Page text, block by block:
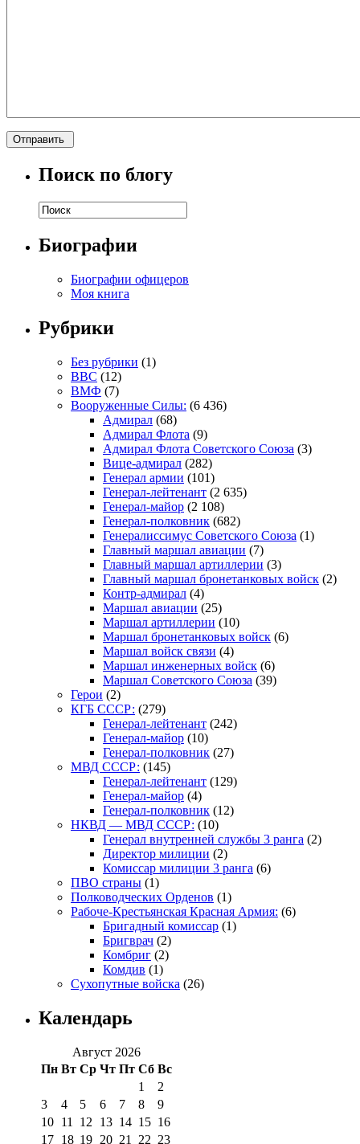
Поиск по блогу
Биографии
Биографии офицеров
Моя книга
Рубрики
Без рубрики (1)
ВВС (12)
ВМФ (7)
Вооруженные Силы: (6 436)
Адмирал (68)
Адмирал Флота (9)
Адмирал Флота Советского Союза (3)
Вице-адмирал (282)
Генерал армии (101)
Генерал-лейтенант (2 635)
Генерал-майор (2 108)
Генерал-полковник (682)
Генералиссимус Советского Союза (1)
Главный маршал авиации (7)
Главный маршал артиллерии (3)
Главный маршал бронетанковых войск (2)
Контр-адмирал (4)
Маршал авиации (25)
Маршал артиллерии (10)
Маршал бронетанковых войск (6)
Маршал войск связи (4)
Маршал инженерных войск (6)
Маршал Советского Союза (39)
Герои (2)
КГБ СССР: (279)
Генерал-лейтенант (242)
Генерал-майор (10)
Генерал-полковник (27)
МВД СССР: (145)
Генерал-лейтенант (129)
Генерал-майор (4)
Генерал-полковник (12)
НКВД — МВД СССР: (10)
Генерал внутренней службы 3 ранга (2)
Директор милиции (2)
Комиссар милиции 3 ранга (6)
ПВО страны (1)
Полководческих Орденов (1)
Рабоче-Крестьянская Красная Армия: (6)
Бригадный комиссар (1)
Бригврач (2)
Комбриг (2)
Комдив (1)
Сухопутные войска (26)
Календарь
Август 2026
Пн Вт Ср Чт Пт Сб Вс
1
2
3
4 5 6 7 8
9
10 11 12 13 14 15 16
17 18 19 20 21 22 23